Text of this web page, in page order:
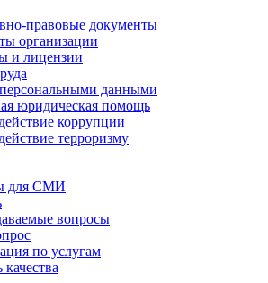
правовые документы
организации
и лицензии
персональными данными
юридическая помощь
коррупции
терроризму
для СМИ
вопросы
по услугам